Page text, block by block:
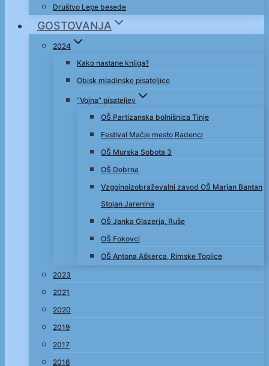
Društvo Lepe besede
GOSTOVANJA
2024
Kako nastane knjiga?
Obisk mladinske pisateljice
“Vojna” pisateljev
OŠ Partizanska bolnišnica Tinje
Festival Mačje mesto Radenci
OŠ Murska Sobota 3
OŠ Dobrna
Vzgojnoizobraževalni zavod OŠ Marjan Bantan
Stojan Jarenina
OŠ Janka Glazerja, Ruše
OŠ Fokovci
OŠ Antona Aškerca, Rimske Toplice
2023
2021
2020
2019
2017
2016